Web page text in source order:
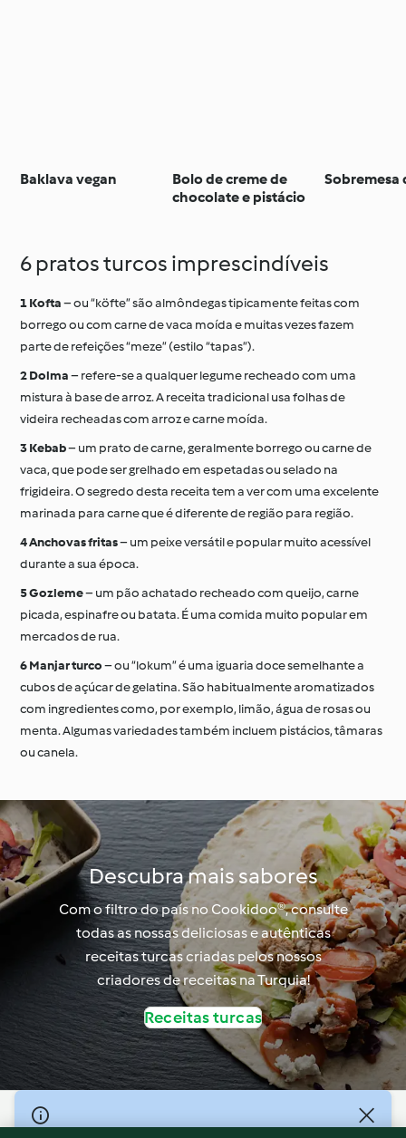
Baklava vegan
Bolo de creme de
chocolate e pistácio
Sobremesa
6 pratos turcos imprescindíveis
Kofta– ou “köfte” são almôndegas tipicamente feitas com
borrego ou com carne de vaca moída e muitas vezes fazem
parte de refeições “meze” (estilo “tapas”).
Dolma– refere-se a qualquer legume recheado com uma
mistura à base de arroz. A receita tradicional usa folhas de
videira recheadas com arroz e carne moída.
Kebab– um prato de carne, geralmente borrego ou carne de
vaca, que pode ser grelhado em espetadas ou selado na
frigideira. O segredo desta receita tem a ver com uma excelente
marinada para carne que é diferente de região para região.
Anchovas fritas– um peixe versátil e popular muito acessível
durante a sua época.
Gozleme– um pão achatado recheado com queijo, carne
picada, espinafre ou batata. É uma comida muito popular em
mercados de rua.
Manjar turco– ou “lokum” é uma iguaria doce semelhante a
cubos de açúcar de gelatina. São habitualmente aromatizados
com ingredientes como, por exemplo, limão, água de rosas ou
menta. Algumas variedades também incluem pistácios, tâmaras
ou canela.
Descubra mais sabores
Com o filtro do país no Cookidoo®, consulte
todas as nossas deliciosas e autênticas
receitas turcas criadas pelos nossos
criadores de receitas na Turquia!
Receitas turcas
© Copyright 2026